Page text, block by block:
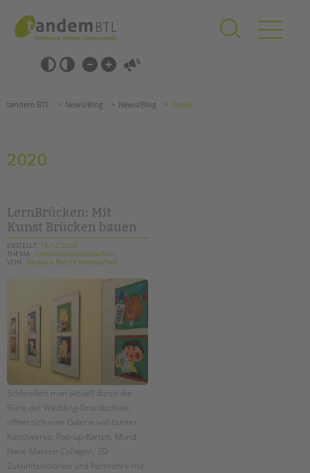
springen
Barrierefrei-
Einstellungen
überspringen
überspringen
Förderzentren
Kollegs
EFöB
Schulbezogene Sozialarbeit
Tagesgruppen
HILFEN ZUR ERZIEHUNG
EINGLIEDERUNGSHILFE
BETREUTES WOHNEN
TANDEM BTL AKADEMIE
Zertfikatskurse
Seminarkalender
Seminarräume
tandem BTL News/Blog News/Blog Archiv
2020
LernBrücken: Mit
Kunst Brücken bauen
ERSTELLT 16.12.2020
THEMA CoronaSchulsozialarbeit
VON
Barbara Brecht-Hadraschek
Schlendert man aktuell durch die
Flure der Wedding-Grundschule,
öffnet sich eine Galerie voll bunter
Kunstwerke: Pop-up-Karten, Mund-
Nase-Masken-Collagen, 3D-
Zukunftsvisionen und Fernrohre mit